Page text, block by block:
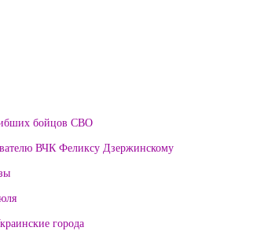
бойцов СВО
ВЧК Феликсу Дзержинскому
города